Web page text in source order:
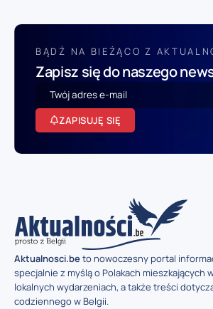
BĄDŹ NA BIEŻĄCO Z
Zapisz się do naszego
ZAPISUJĘ SIĘ
Aktualnosci.beto nowoczesny portal
specjalnie z myślą o Polakach mieszkających
lokalnych wydarzeniach, a także treści
codziennego w Belgii.